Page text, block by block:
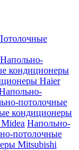
Напольно-
кондиционеры
Haier
потолочные
кондиционеры
Напольно-
потолочные
Mitsubishi